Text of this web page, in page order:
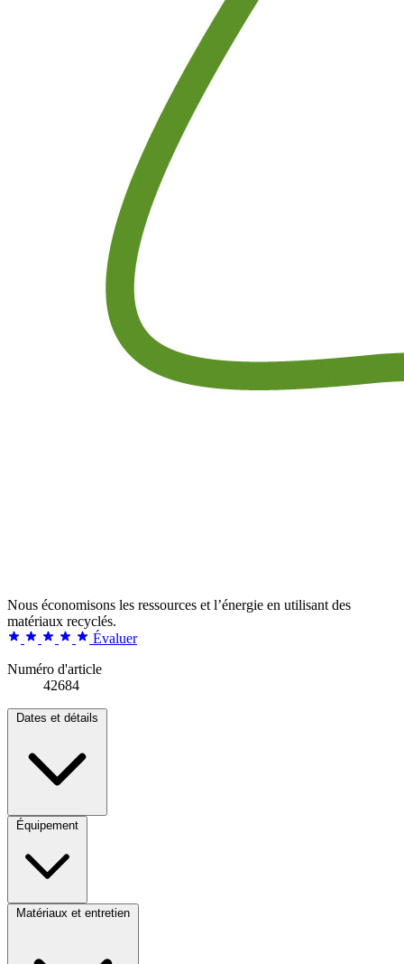
Nous économisons les ressources et l’énergie en utilisant des
matériaux recyclés.
Évaluer
Numéro d'article
42684
Dates et détails
Équipement
Matériaux et entretien